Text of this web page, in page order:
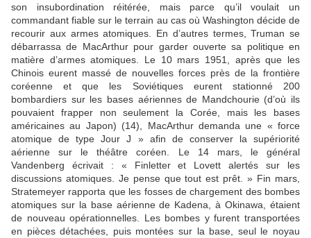
son insubordination réitérée, mais parce qu’il voulait un
commandant fiable sur le terrain au cas où Washington décide de
recourir aux armes atomiques. En d’autres termes, Truman se
débarrassa de MacArthur pour garder ouverte sa politique en
matière d’armes atomiques. Le 10 mars 1951, après que les
Chinois eurent massé de nouvelles forces près de la frontière
coréenne et que les Soviétiques eurent stationné 200
bombardiers sur les bases aériennes de Mandchourie (d’où ils
pouvaient frapper non seulement la Corée, mais les bases
américaines au Japon) (14), MacArthur demanda une « force
atomique de type Jour J » afin de conserver la supériorité
aérienne sur le théâtre coréen. Le 14 mars, le général
Vandenberg écrivait : « Finletter et Lovett alertés sur les
discussions atomiques. Je pense que tout est prêt. » Fin mars,
Stratemeyer rapporta que les fosses de chargement des bombes
atomiques sur la base aérienne de Kadena, à Okinawa, étaient
de nouveau opérationnelles. Les bombes y furent transportées
en pièces détachées, puis montées sur la base, seul le noyau